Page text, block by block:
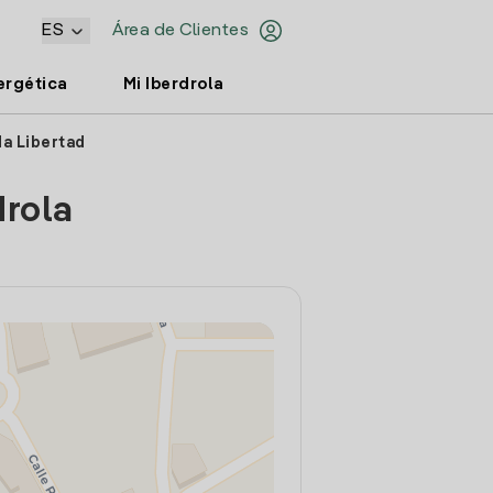
Área de Clientes
ES
Mi Iberdrola
Libertad